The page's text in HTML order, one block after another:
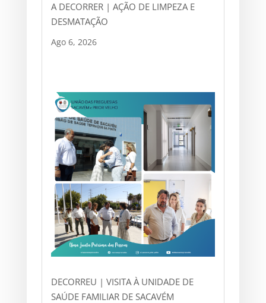
A DECORRER | AÇÃO DE LIMPEZA E
DESMATAÇÃO
Ago 6, 2026
DECORREU | VISITA À UNIDADE DE
SAÚDE FAMILIAR DE SACAVÉM